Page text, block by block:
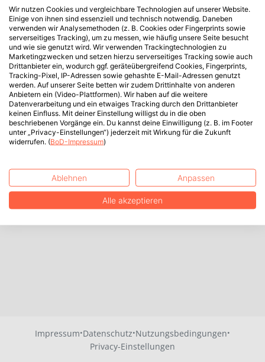
Impressum·Datenschutz·Nutzungsbedingungen·
Privacy-Einstellungen
Wir nutzen Cookies und vergleichbare Technologien auf unserer Website.
Einige von ihnen sind essenziell und technisch notwendig. Daneben
verwenden wir Analysemethoden (z. B. Cookies oder Fingerprints sowie
serverseitiges Tracking), um zu messen, wie häufig unsere Seite besucht
und wie sie genutzt wird. Wir verwenden Trackingtechnologien zu
Marketingzwecken und setzen hierzu serverseitiges Tracking sowie auch
Drittanbieter ein, wodurch ggf. geräteübergreifend Cookies, Fingerprints,
Tracking-Pixel, IP-Adressen sowie gehashte E-Mail-Adressen genutzt
werden. Auf unserer Seite betten wir zudem Drittinhalte von anderen
Anbietern ein (Video-Plattformen). Wir haben auf die weitere
Datenverarbeitung und ein etwaiges Tracking durch den Drittanbieter
keinen Einfluss. Mit deiner Einstellung willigst du in die oben
beschriebenen Vorgänge ein. Du kannst deine Einwilligung (z. B. im Footer
unter „Privacy-Einstellungen“) jederzeit mit Wirkung für die Zukunft
widerrufen. (BoD-Impressum)
Ablehnen Anpassen
Alle akzeptieren